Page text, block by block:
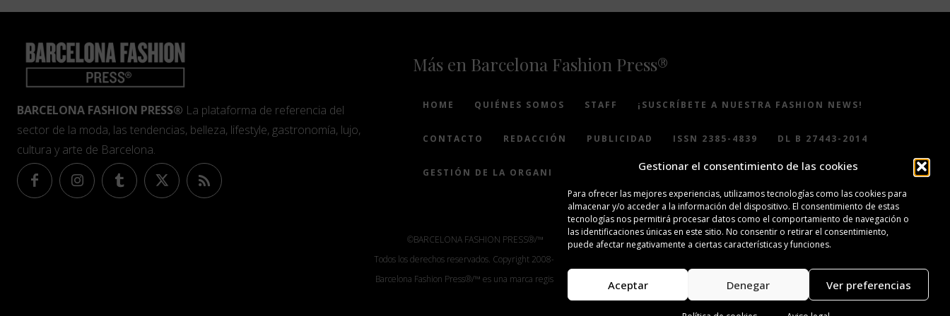
Gestionar el consentimiento de las cookies
Para ofrecer las mejores experiencias, utilizamos tecnologías como las cookies para
almacenar y/o acceder a la información del dispositivo. El consentimiento de estas
tecnologías nos permitirá procesar datos como el comportamiento de navegación o
las identificaciones únicas en este sitio. No consentir o retirar el consentimiento,
puede afectar negativamente a ciertas características y funciones.
Aceptar Denegar Ver preferencias
BARCELONA FASHION PRESS® La plataforma de referencia del
sector de la moda, las tendencias, belleza, lifestyle, gastronomía, lujo,
cultura y arte de Barcelona.
Más en Barcelona Fashion Press®
HOME QUIÉNES SOMOS STAFF ¡SUSCRÍBETE A NUESTRA FASHION NEWS!
CONTACTO REDACCIÓN PUBLICIDAD ISSN 2385-4839 DL B 27443-2014
GESTIÓN DE LA ORGANIZACIÓN
©BARCELONA FASHION PRESS®/™
Todos los derechos reservados. Copyright 2008-2024.
Barcelona Fashion Press®/™ es una marca registrada.